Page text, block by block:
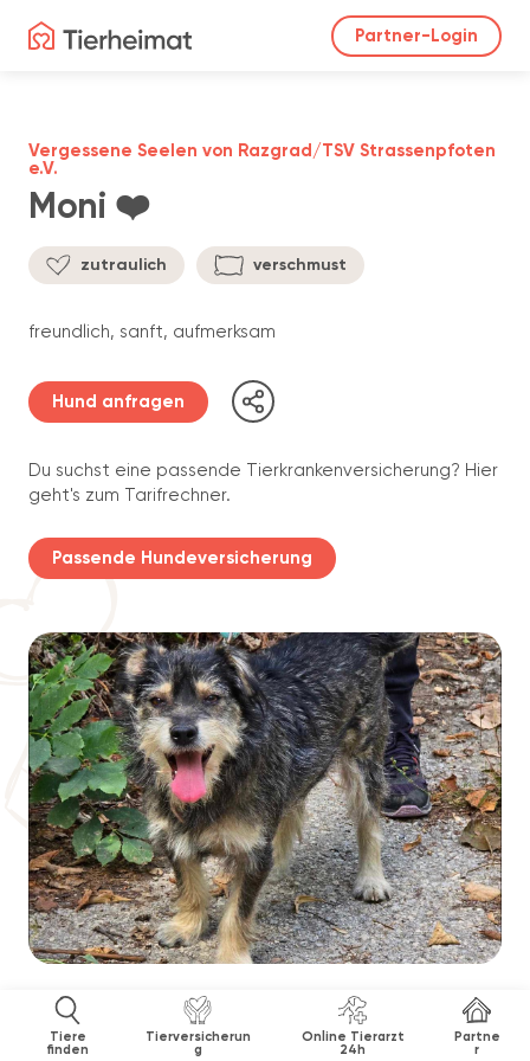
Partner-Login
Tiere
finden
Tierversicherun
g
Online Tierarzt
24h
Partne
r
Moni ❤️
Vergessene Seelen von Razgrad/TSV Strassenpfoten
e.V.
zutraulich verschmust
freundlich, sanft, aufmerksam
Hund anfragen
Du suchst eine passende Tierkrankenversicherung? Hier
geht's zum Tarifrechner.
Passende Hundeversicherung